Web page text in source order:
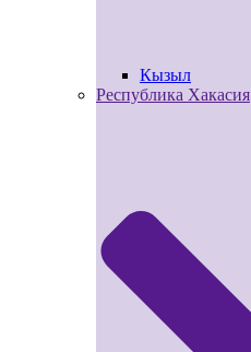
Кызыл
Республика Хакасия